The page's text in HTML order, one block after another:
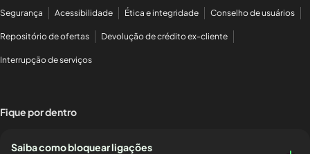
Segurança Acessibilidade Ética e integridade Conselho de usuários
Repositório de ofertas Devolução de crédito ex-cliente
Interrupção de serviços
Fique por dentro
Saiba como bloquear ligações